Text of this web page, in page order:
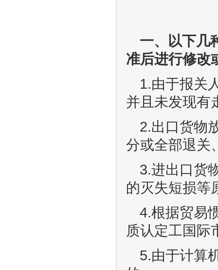
一、以下几
准后进行修改
1.由于报关
并且未发现有
2.出口货物
分或全部退关
3.进出口货
的灭失短损等
4.根据贸易
质认定工国际
5.由于计算